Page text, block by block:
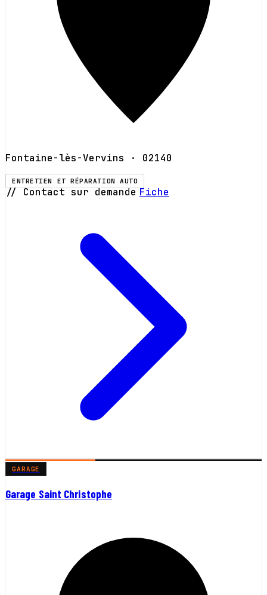
Fontaine-lès-Vervins · 02140
ENTRETIEN ET RÉPARATION AUTO
// Contact sur demande Fiche
GARAGE
Garage Saint Christophe